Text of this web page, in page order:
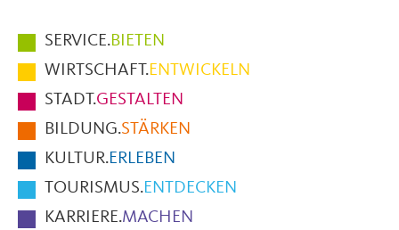
Hauptmenüpunkte
im
Fußbereich
der
Seite
SERVICE.BIETEN
WIRTSCHAFT.ENTWICKELN
STADT.GESTALTEN
BILDUNG.STÄRKEN
KULTUR.ERLEBEN
TOURISMUS.ENTDECKEN
KARRIERE.MACHEN